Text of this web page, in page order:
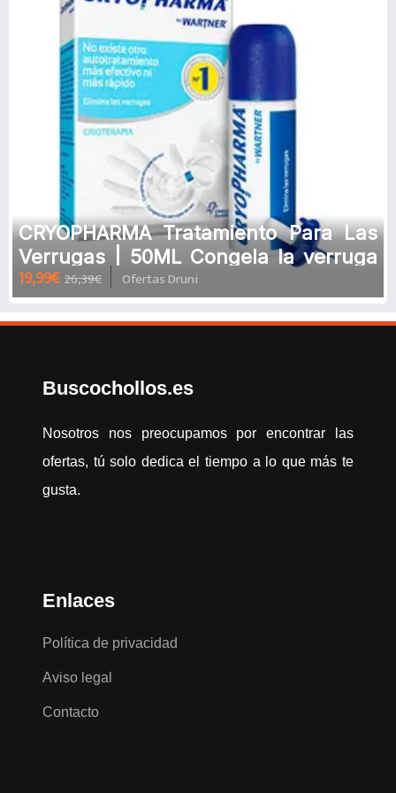
CRYOPHARMA Tratamiento Para Las
Verrugas | 50ML Congela la verruga
hasta la raíz
19,99€ 26,39€ Ofertas Druni
Buscochollos.es
Nosotros nos preocupamos por encontrar las
ofertas, tú solo dedica el tiempo a lo que más te
gusta.
Enlaces
Política de privacidad
Aviso legal
Contacto